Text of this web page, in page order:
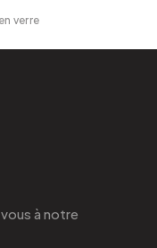
verre
à notre